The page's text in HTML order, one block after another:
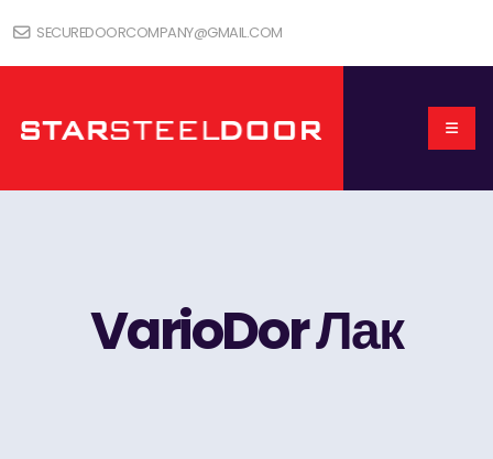
SECUREDOORCOMPANY@GMAIL.COM
VarioDor Лак